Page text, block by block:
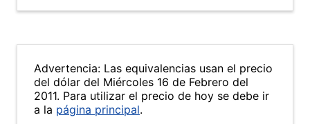
Advertencia: Las equivalencias usan el precio
del dólar del Miércoles 16 de Febrero del
2011. Para utilizar el precio de hoy se debe ir
a la página principal.